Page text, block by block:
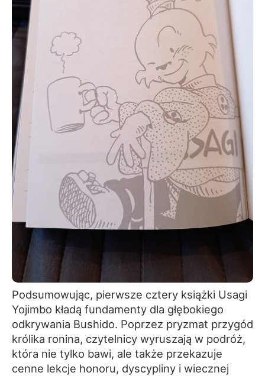
Podsumowując, pierwsze cztery książki Usagi
Yojimbo kładą fundamenty dla głębokiego
odkrywania Bushido. Poprzez pryzmat przygód
królika ronina, czytelnicy wyruszają w podróż,
która nie tylko bawi, ale także przekazuje
cenne lekcje honoru, dyscypliny i wiecznej